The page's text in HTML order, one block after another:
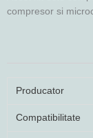
compresor si
Producator
Compatibilitate